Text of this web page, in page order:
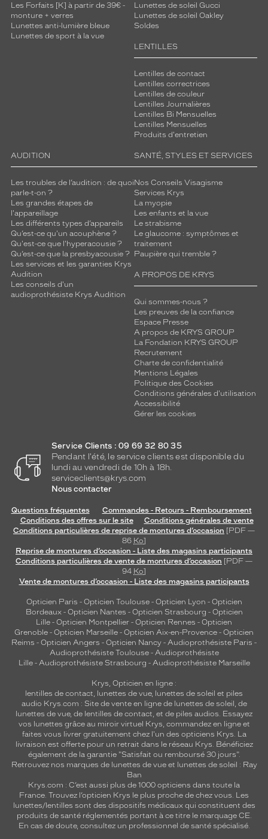
Les Forfaits [K] à partir de 39€ -
monture + verres
Lunettes anti-lumière bleue
Lunettes de sport à la vue
Lunettes de soleil Gucci
Lunettes de soleil Oakley
Soldes
LENTILLES
Lentilles de contact
Lentilles correctrices
Lentilles de couleur
Lentilles Journalières
Lentilles Bi Mensuelles
Lentilles Mensuelles
Produits d'entretien
AUDITION
Les troubles de l’audition : de quoi
parle-t-on ?
Les grandes étapes de
l'appareillage
Les différents types d’appareils
Qu’est-ce qu'un acouphène ?
Qu'est-ce que l'hyperacousie ?
Qu’est-ce que la presbyacousie ?
Les services et les garanties Krys
Audition
Les conseils d'un
audioprothésiste Krys Audition
SANTÉ, STYLES ET SERVICES
Nos Conseils Visagisme
Services Krys
La myopie
Les enfants et la vue
Le strabisme
Le glaucome : symptômes et
traitement
Paupière qui tremble ?
A PROPOS DE KRYS
Qui sommes-nous ?
Les preuves de la confiance
Espace Presse
A propos de KRYS GROUP
La Fondation KRYS GROUP
Recrutement
Charte de confidentialité
Mentions Légales
Politique des Cookies
Conditions générales d'utilisation
Accessibilité
Gérer les cookies
Service Clients : 09 69 32 80 35
Pendant l'été, le service clients est disponible du
lundi au vendredi de 10h à 18h.
serviceclients@krys.com
Nous contacter
Questions fréquentes
Commandes - Retours - Remboursement
Conditions des offres sur le site
Conditions générales de vente
Conditions particulières de reprise de montures d’occasion [PDF —
86 Ko]
Reprise de montures d’occasion - Liste des magasins participants
Conditions particulières de vente de montures d’occasion [PDF —
94 Ko]
Vente de montures d’occasion - Liste des magasins participants
Opticien Paris - Opticien Toulouse- Opticien Lyon - Opticien
Bordeaux- Opticien Nantes - Opticien Strasbourg - Opticien
Lille - Opticien Montpellier - Opticien Rennes - Opticien
Grenoble - Opticien Marseille - Opticien Aix-en-Provence - Opticien
Reims - Opticien Angers - Opticien Nancy - Audioprothésiste Paris -
Audioprothésiste Toulouse- Audioprothésiste
Lille- Audioprothésiste Strasbourg - Audioprothésiste Marseille
Krys, Opticien en ligne :
lentilles de contact, lunettes de vue, lunettes de soleil et piles
audio Krys.com : Site de vente en ligne de lunettes de soleil, de
lunettes de vue, de lentilles de contact, et de piles audios. Essayez
vos lunettes grâce au miroir virtuel Krys, commandez en ligne et
faites vous livrer gratuitement chez l'un des opticiens Krys. La
livraison est offerte pour un retrait dans le réseau Krys. Bénéficiez
également de la garantie "Satisfait ou remboursé 30 jours".
Retrouvez nos marques de lunettes de vue et lunettes de soleil : Ray
Ban
Krys.com : C’est aussi plus de 1000 opticiens dans toute la
France. Trouvez l’opticien Krys le plus proche de chez vous. Les
lunettes/lentilles sont des dispositifs médicaux qui constituent des
produits de santé réglementés portant à ce titre le marquage CE.
En cas de doute, consultez un professionnel de santé spécialisé.